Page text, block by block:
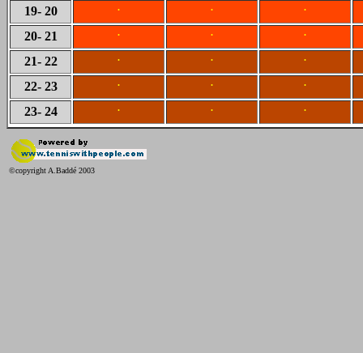
19- 20 . . .
20- 21 . . .
21- 22 . . .
22- 23 . . .
23- 24 . . .
©copyright A.Baddé 2003